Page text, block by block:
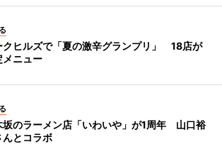
クヒルズで「夏の激辛グランプリ」 18店が
メニュー
坂のラーメン店「いわいや」が1周年 山口裕
んとコラボ